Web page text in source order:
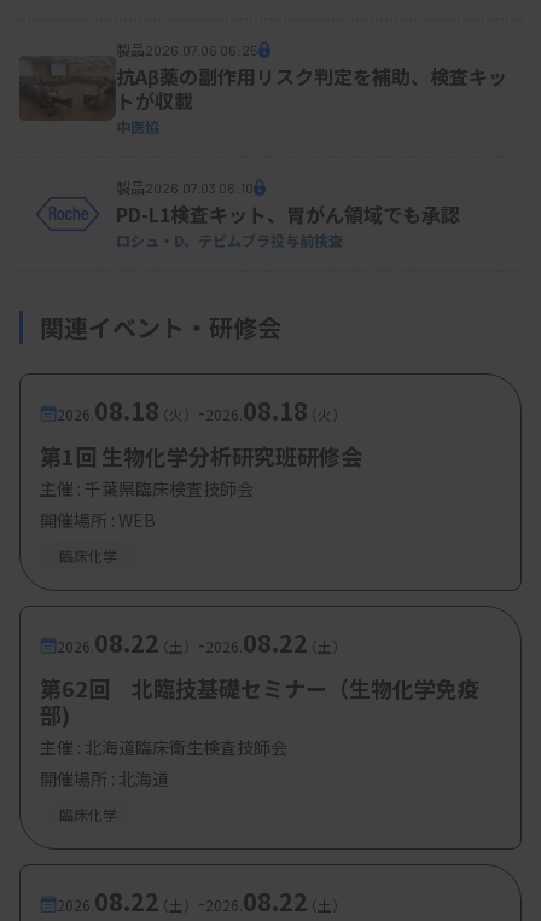
製品2026.07.06 06:25
抗Aβ薬の副作用リスク判定を補助、検査キッ
トが収載
中医協
製品2026.07.03 06:10
PD-L1検査キット、胃がん領域でも承認
ロシュ・D、テビムブラ投与前検査
関連イベント・研修会
2026. 08.18（火） -2026. 08.18（火）
第1回 生物化学分析研究班研修会
主催 : 千葉県臨床検査技師会
開催場所 : WEB
臨床化学
2026. 08.22（土） -2026. 08.22（土）
第62回 北臨技基礎セミナー（生物化学免疫
部)
主催 : 北海道臨床衛生検査技師会
開催場所 : 北海道
臨床化学
2026. 08.22（土） -2026. 08.22（土）